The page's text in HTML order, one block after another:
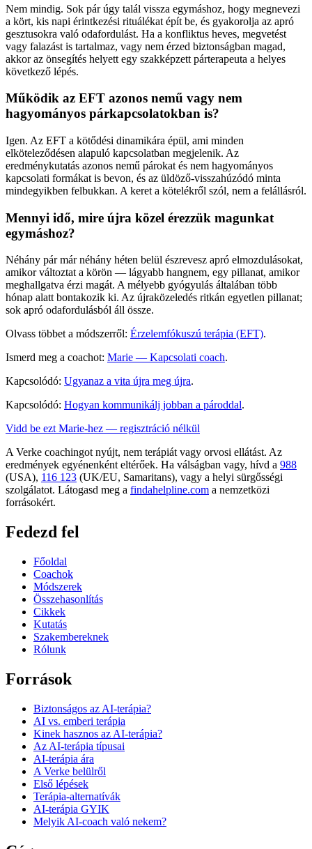
Nem mindig. Sok pár úgy talál vissza egymáshoz, hogy megnevezi
a kört, kis napi érintkezési rituálékat épít be, és gyakorolja az apró
gesztusokra való odafordulást. Ha a konfliktus heves, megvetést
vagy falazást is tartalmaz, vagy nem érzed biztonságban magad,
akkor az önsegítés helyett egy szakképzett párterapeuta a helyes
következő lépés.
Működik az EFT azonos nemű vagy nem
hagyományos párkapcsolatokban is?
Igen. Az EFT a kötődési dinamikára épül, ami minden
elköteleződésen alapuló kapcsolatban megjelenik. Az
eredménykutatás azonos nemű párokat és nem hagyományos
kapcsolati formákat is bevon, és az üldöző-visszahúzódó minta
mindegyikben felbukkan. A keret a kötelékről szól, nem a felállásról.
Mennyi idő, mire újra közel érezzük magunkat
egymáshoz?
Néhány pár már néhány héten belül észrevesz apró elmozdulásokat,
amikor változtat a körön — lágyabb hangnem, egy pillanat, amikor
meghallgatva érzi magát. A mélyebb gyógyulás általában több
hónap alatt bontakozik ki. Az újraközeledés ritkán egyetlen pillanat;
sok apró odafordulásból áll össze.
Olvass többet a módszerről: Érzelemfókuszú terápia (EFT).
Ismerd meg a coachot: Marie — Kapcsolati coach.
Kapcsolódó: Ugyanaz a vita újra meg újra.
Kapcsolódó: Hogyan kommunikálj jobban a pároddal.
Vidd be ezt Marie-hez — regisztráció nélkül
A Verke coachingot nyújt, nem terápiát vagy orvosi ellátást. Az
eredmények egyénenként eltérőek. Ha válságban vagy, hívd a 988
(USA), 116 123 (UK/EU, Samaritans), vagy a helyi sürgősségi
szolgálatot. Látogasd meg a findahelpline.com a nemzetközi
forrásokért.
Fedezd fel
Főoldal
Coachok
Módszerek
Összehasonlítás
Cikkek
Kutatás
Szakembereknek
Rólunk
Források
Biztonságos az AI-terápia?
AI vs. emberi terápia
Kinek hasznos az AI-terápia?
Az AI-terápia típusai
AI-terápia ára
A Verke belülről
Első lépések
Terápia-alternatívák
AI-terápia GYIK
Melyik AI-coach való nekem?